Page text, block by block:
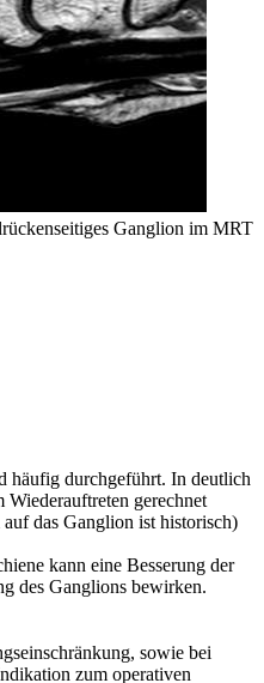
Ganglion im MRT
häufig durchgeführt. In deutlich
gerechnet
das Ganglion ist historisch)
kann eine Besserung der
des Ganglions bewirken.
sowie bei
zum operativen